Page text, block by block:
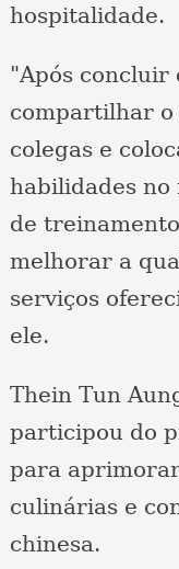
hospitalidade.
"Após
compartilhar o
colegas e
habilidades no
de
melhorar a
serviços
ele.
Thein Tun
participou do
para
culinárias e
chinesa.